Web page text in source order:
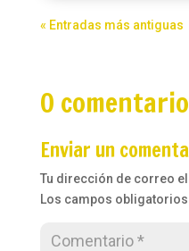
« Entradas más antiguas
0
Enviar un
Tu dirección de correo
Los campos